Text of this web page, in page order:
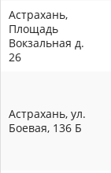
Астрахань,
Площадь
Вокзальная д.
26
Астрахань, ул.
Боевая, 136 Б